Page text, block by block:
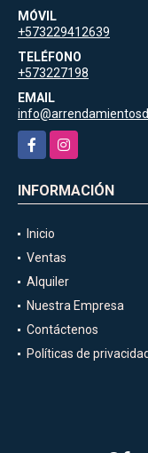
MÓVIL
+573229412639
TELÉFONO
+573227198
EMAIL
FacebookInstagram
INFORMACIÓN
Inicio
Ventas
Alquiler
Nuestra Empresa
Contáctenos
Políticas de privacidad